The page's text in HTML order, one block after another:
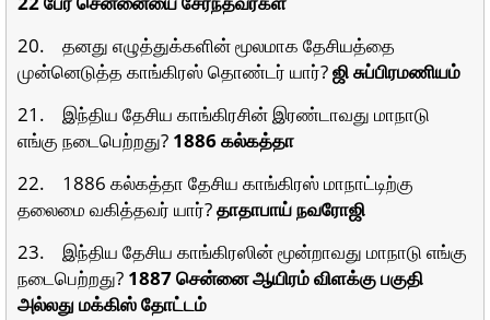
20. தனது எழுத்துக்களின் மூலமாக தேசியத்தை
முன்னெடுத்த காங்கிரஸ் தொண்டர் யார்?ஜி சுப்பிரமணியம்
21. இந்திய தேசிய காங்கிரசின் இரண்டாவது மாநாடு
எங்கு நடைபெற்றது? 1886 கல்கத்தா
22. 1886 கல்கத்தா தேசிய காங்கிரஸ் மாநாட்டிற்கு
தலைமை வகித்தவர் யார்?தாதாபாய் நவரோஜி
23. இந்திய தேசிய காங்கிரஸின் மூன்றாவது மாநாடு எங்கு
நடைபெற்றது? 1887 சென்னை ஆயிரம் விளக்கு பகுதி
அல்லது மக்கிஸ் தோட்டம்